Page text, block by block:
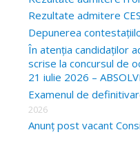
Rezultate admitere CES
Depunerea
În atenția candidaților
scrise la concursul de
21 iulie 2026 –
Examenul de
2026
Anunț post vacant